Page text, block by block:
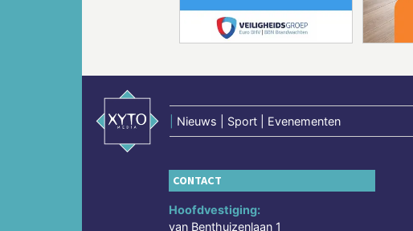
Nieuws | Sport | Evenementen
CONTACT
Hoofdvestiging:
van Benthuizenlaan 1